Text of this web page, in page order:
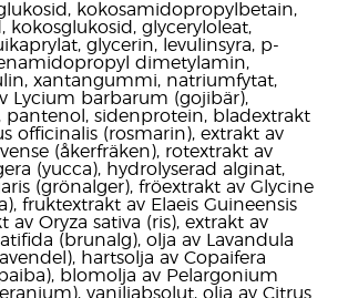
kokosamidopropylbetain,
kokosglukosid, glyceryloleat,
glycerin, levulinsyra, p-
dimetylamin,
xantangummi, natriumfytat,
Lycium barbarum (gojibär),
pantenol, sidenprotein, bladextrakt
officinalis (rosmarin), extrakt av
(åkerfräken), rotextrakt av
(yucca), hydrolyserad alginat,
(grönalger), fröextrakt av Glycine
fruktextrakt av Elaeis Guineensis
av Oryza sativa (ris), extrakt av
(brunalg), olja av Lavandula
hartsolja av Copaifera
blomolja av Pelargonium
vaniljabsolut, olja av Citrus